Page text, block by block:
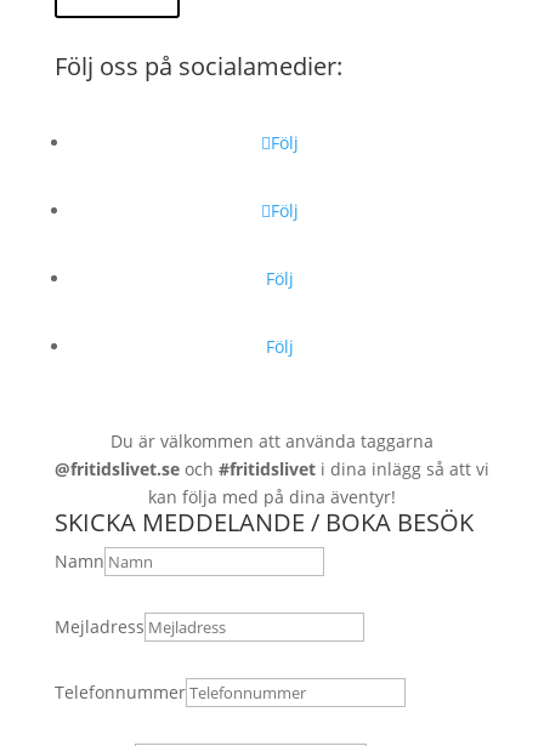
Följ oss på socialamedier:
Följ
Följ
Följ
Följ
Du är välkommen att använda taggarna
@fritidslivet.seoch #fritidsliveti dina inlägg så att vi
kan följa med på dina äventyr!
SKICKA MEDDELANDE / BOKA BESÖK
Namn
Mejladress
Telefonnummer